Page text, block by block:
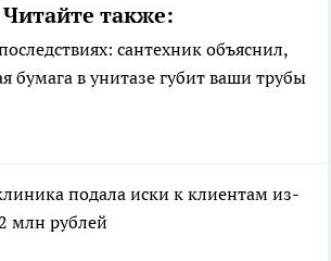
Читайте также:
сантехник объяснил,
бумага в унитазе губит ваши трубы
подала иски к клиентам из-
млн рублей